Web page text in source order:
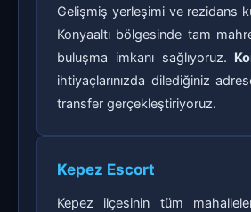
Gelişmiş yerleşimi ve rezidans
Konyaaltı bölgesinde tam
buluşma imkanı sağlıyoruz.
ihtiyaçlarınızda dilediğiniz
transfer gerçekleştiriyoruz.
Kepez Escort
Kepez ilçesinin tüm